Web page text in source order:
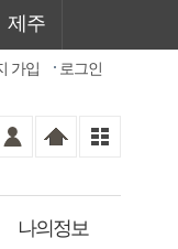
제주
로그인
가입
나의정보